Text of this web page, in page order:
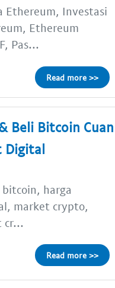
Ethereum, Investasi
Ethereum
Pas...
Read more >>
Beli Bitcoin Cuan
Digital
harga
market crypto,
cr...
Read more >>